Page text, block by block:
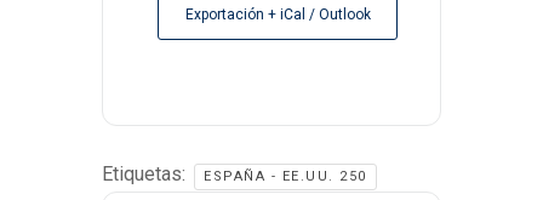
Exportación + iCal / Outlook
Etiquetas: ESPAÑA - EE.UU. 250